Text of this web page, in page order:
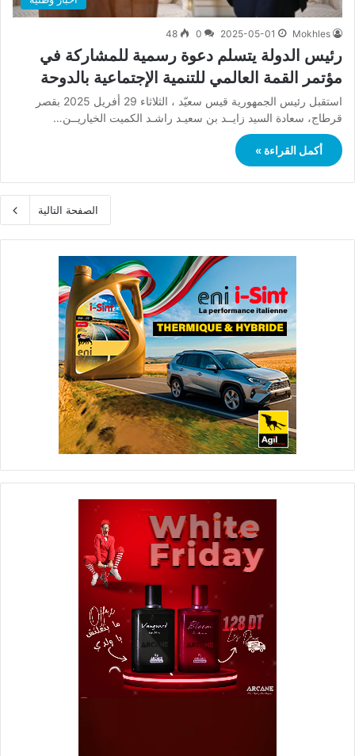
Mokhles
2025-05-01
0
48
رئيس الدولة يتسلم دعوة رسمية للمشاركة في
مؤتمر القمة العالمي للتنمية الإجتماعية بالدوحة
استقبل رئيس الجمهورية قيس سعيّد ، الثلاثاء 29 أفريل 2025 بقصر
قرطاج، سعادة السيد زايــد بن سعيـد راشـد الكميت الخياريــن…
أكمل القراءة »
الصفحة التالية